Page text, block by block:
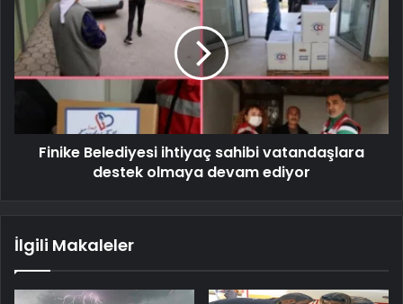
Finike Belediyesi ihtiyaç sahibi vatandaşlara
destek olmaya devam ediyor
İlgili Makaleler